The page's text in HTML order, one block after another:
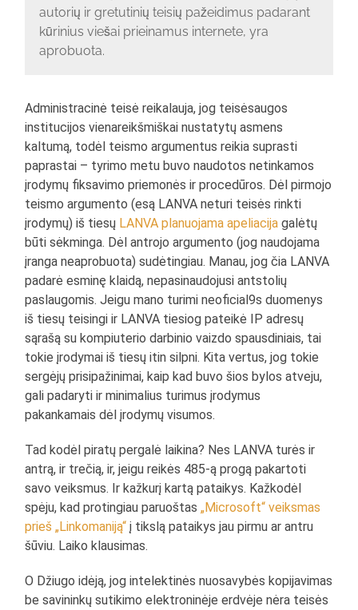
autorių ir gretutinių teisių pažeidimus padarant
kūrinius viešai prieinamus internete, yra
aprobuota.
Administracinė teisė reikalauja, jog teisėsaugos
institucijos vienareikšmiškai nustatytų asmens
kaltumą, todėl teismo argumentus reikia suprasti
paprastai – tyrimo metu buvo naudotos netinkamos
įrodymų fiksavimo priemonės ir procedūros. Dėl pirmojo
teismo argumento (esą LANVA neturi teisės rinkti
įrodymų) iš tiesų LANVA planuojama apeliacija galėtų
būti sėkminga. Dėl antrojo argumento (jog naudojama
įranga neaprobuota) sudėtingiau. Manau, jog čia LANVA
padarė esminę klaidą, nepasinaudojusi antstolių
paslaugomis. Jeigu mano turimi neoficial9s duomenys
iš tiesų teisingi ir LANVA tiesiog pateikė IP adresų
sąrašą su kompiuterio darbinio vaizdo spausdiniais, tai
tokie įrodymai iš tiesų itin silpni. Kita vertus, jog tokie
sergėjų prisipažinimai, kaip kad buvo šios bylos atveju,
gali padaryti ir minimalius turimus įrodymus
pakankamais dėl įrodymų visumos.
Tad kodėl piratų pergalė laikina? Nes LANVA turės ir
antrą, ir trečią, ir, jeigu reikės 485-ą progą pakartoti
savo veiksmus. Ir kažkurį kartą pataikys. Kažkodėl
spėju, kad protingiau paruoštas„Microsoft“ veiksmas
prieš „Linkomaniją“ į tikslą pataikys jau pirmu ar antru
šūviu. Laiko klausimas.
O Džiugo idėją, jog intelektinės nuosavybės kopijavimas
be savininkų sutikimo elektroninėje erdvėje nėra teisės